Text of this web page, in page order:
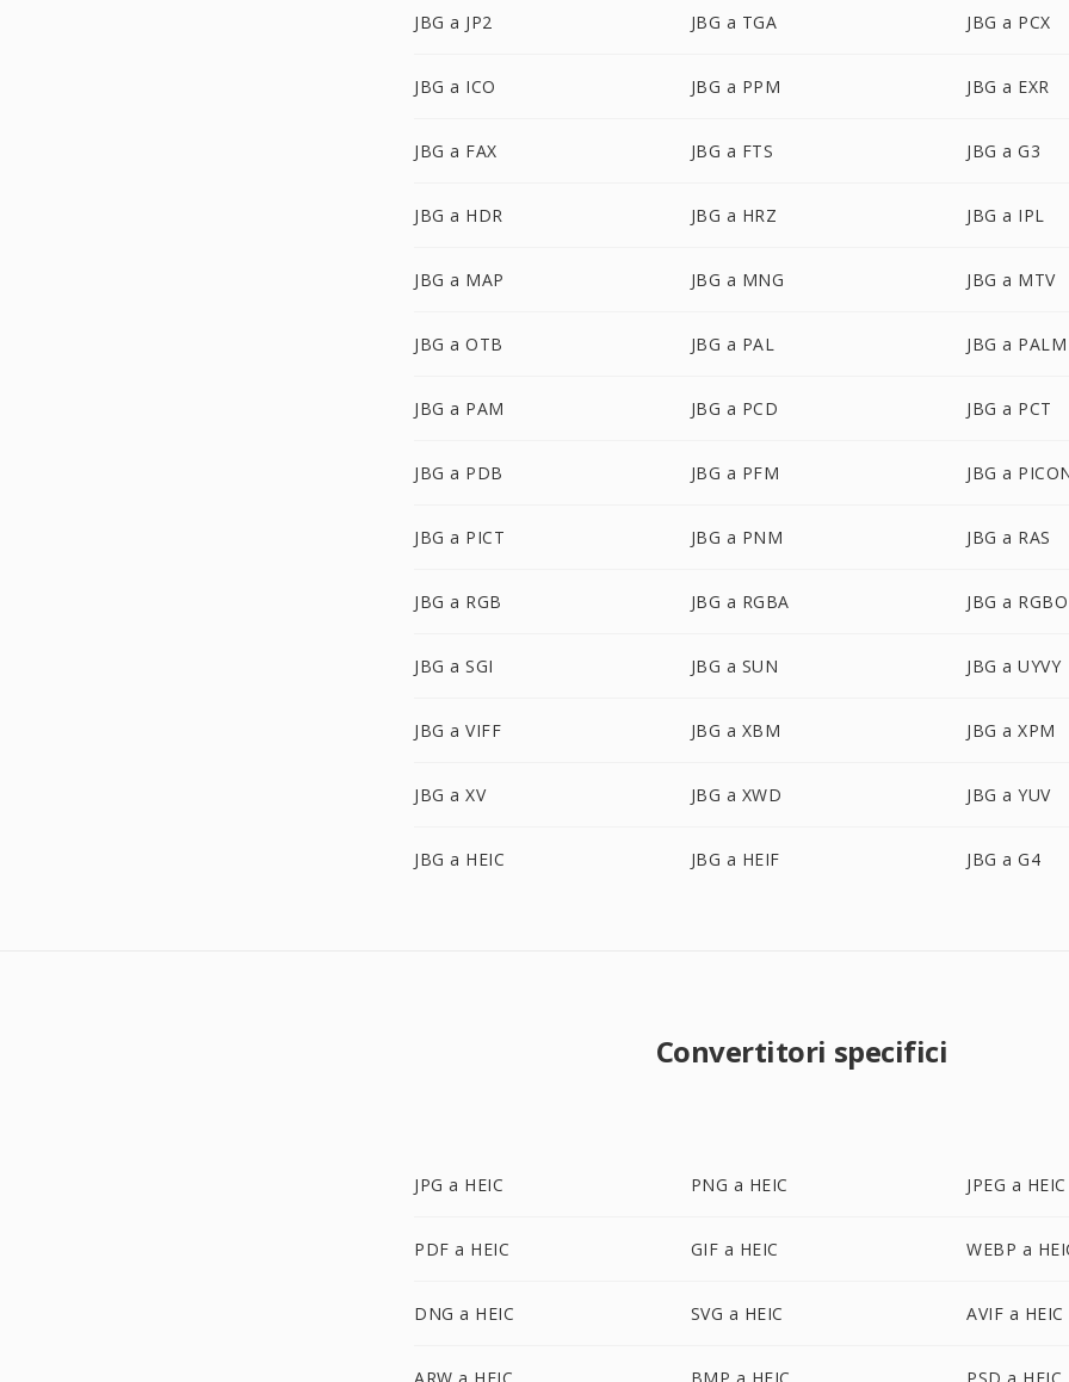
JBG a JP2 JBG a TGA JBG a PCX
JBG a ICO JBG a PPM JBG a EXR
JBG a FAX JBG a FTS JBG a G3
JBG a HDR JBG a HRZ JBG a IPL
JBG a MAP JBG a MNG JBG a MTV
JBG a OTB JBG a PAL JBG a PALM
JBG a PAM JBG a PCD JBG a PCT
JBG a PDB JBG a PFM JBG a
JBG a PICT JBG a PNM JBG a RAS
JBG a RGB JBG a RGBA JBG a RGBO
JBG a SGI JBG a SUN JBG a UYVY
JBG a VIFF JBG a XBM JBG a XPM
JBG a XV JBG a XWD JBG a YUV
JBG a HEIC JBG a HEIF JBG a G4
Convertitori specifici
JPG a HEIC PNG a HEIC JPEG a HEIC
PDF a HEIC GIF a HEIC WEBP a
DNG a HEIC SVG a HEIC AVIF a HEIC